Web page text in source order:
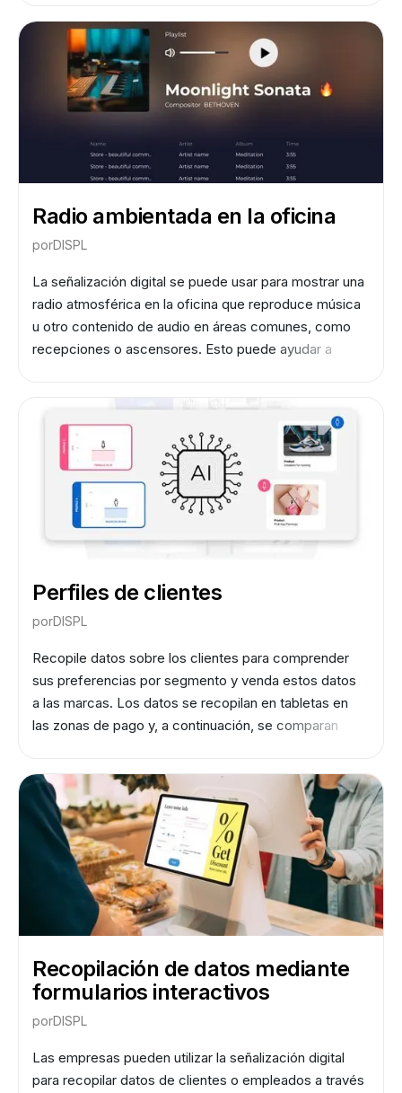
Radio ambientada en la oficina
porDISPL
La señalización digital se puede usar para mostrar una
radio atmosférica en la oficina que reproduce música
u otro contenido de audio en áreas comunes, como
recepciones o ascensores. Esto puede ayudar a
entorno más agradable para los empleados y los
huéspedes. El análisis de audiencia puede ayudar a
monitorear el uso de esta función y optimizar la
estrategia en consecuencia.
Perfiles de clientes
porDISPL
Recopile datos sobre los clientes para comprender
sus preferencias por segmento y venda estos datos
a las marcas. Los datos se recopilan en tabletas en
las zonas de pago y, a continuación, se comparan
Recopilación de datos mediante
formularios interactivos
porDISPL
Las empresas pueden utilizar la señalización digital
para recopilar datos de clientes o empleados a través